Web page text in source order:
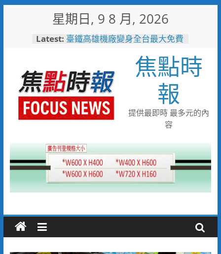
星期日, 9 8 月, 2026
Latest: 臺鐵高雄機廠變身全台最大免費
臺南社區防暴劇力拚全國 環湖
社區奪季軍、民榮社區獲佳作
岡山警民聯手暖助八旬嬤 「人
情味GPS」10分鐘找回返家路
跨國並肩彩排激盪爵士新火花
展現台中市爵士人才培育成果
跨域整合守護全家！鳳山醫院結
焦點時
報
提供最即時 最多元的內
容